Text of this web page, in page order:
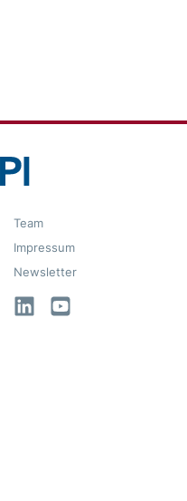
Team
Impressum
Newsletter
LinkedInYouTube